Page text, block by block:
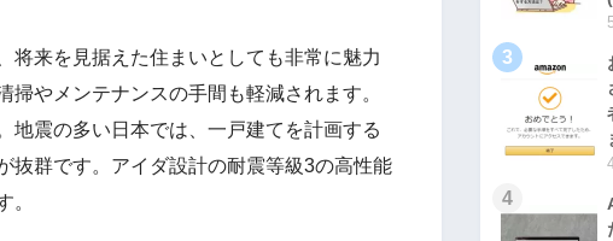
来を見据えた住まいとしても非常に魅力
やメンテナンスの手間も軽減されます。
地震の多い日本では、一戸建てを計画する
抜群です。アイダ設計の耐震等級3の高性能
。
3
4